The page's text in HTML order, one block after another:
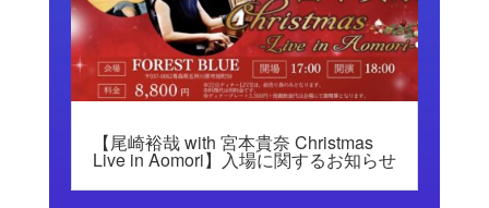
【尾崎裕哉 with 宮本貴奈 Christmas
Live in Aomori】入場に関するお知らせ